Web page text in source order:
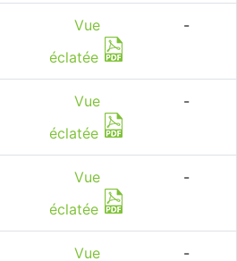
Vue
éclatée
-
Vue
éclatée
-
Vue
éclatée
-
Vue
-